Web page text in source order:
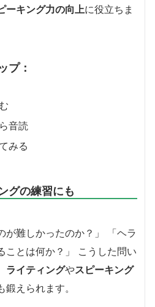
ーキング力の向上に役立ちま
プ：
音読
みる
グの練習にも
が難しかったのか？」 「ヘラ
ことは何か？」 こうした問い
ライティングやスピーキング
鍛えられます。